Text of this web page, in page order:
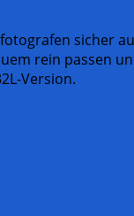
sicher
rein passen
Version.